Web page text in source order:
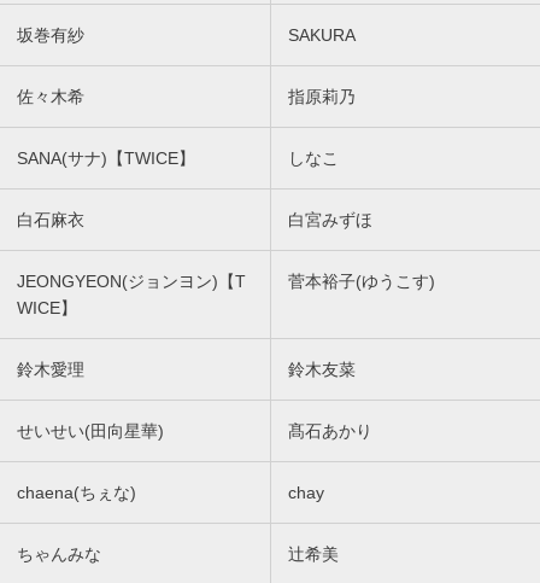
坂巻有紗 SAKURA
佐々木希 指原莉乃
SANA(サナ)【TWICE】 しなこ
白石麻衣 白宮みずほ
JEONGYEON(ジョンヨン)【T
WICE】
菅本裕子(ゆうこす)
鈴木愛理 鈴木友菜
せいせい(田向星華) 髙石あかり
chaena(ちぇな) chay
ちゃんみな 辻希美